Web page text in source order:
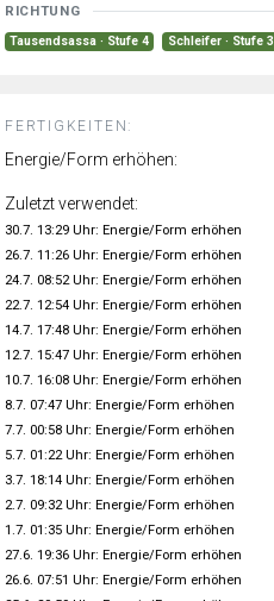
RICHTUNG
Tausendsassa · Stufe 4 Schleifer · Stufe 3
FERTIGKEITEN:
Energie/Form erhöhen:
Zuletzt verwendet:
30.7. 13:29 Uhr: Energie/Form erhöhen
26.7. 11:26 Uhr: Energie/Form erhöhen
24.7. 08:52 Uhr: Energie/Form erhöhen
22.7. 12:54 Uhr: Energie/Form erhöhen
14.7. 17:48 Uhr: Energie/Form erhöhen
12.7. 15:47 Uhr: Energie/Form erhöhen
10.7. 16:08 Uhr: Energie/Form erhöhen
8.7. 07:47 Uhr: Energie/Form erhöhen
7.7. 00:58 Uhr: Energie/Form erhöhen
5.7. 01:22 Uhr: Energie/Form erhöhen
3.7. 18:14 Uhr: Energie/Form erhöhen
2.7. 09:32 Uhr: Energie/Form erhöhen
1.7. 01:35 Uhr: Energie/Form erhöhen
27.6. 19:36 Uhr: Energie/Form erhöhen
26.6. 07:51 Uhr: Energie/Form erhöhen